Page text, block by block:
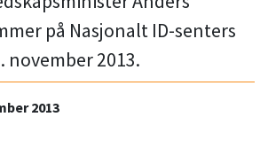
på Nasjonalt ID-senters
november 2013.
2013